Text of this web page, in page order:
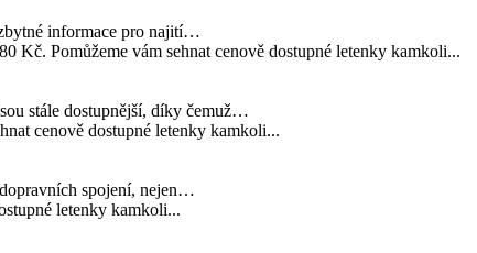
informace pro najití…
Kč. Pomůžeme vám sehnat cenově dostupné letenky kamkoli...
stále dostupnější, díky čemuž…
cenově dostupné letenky kamkoli...
spojení, nejen…
letenky kamkoli...